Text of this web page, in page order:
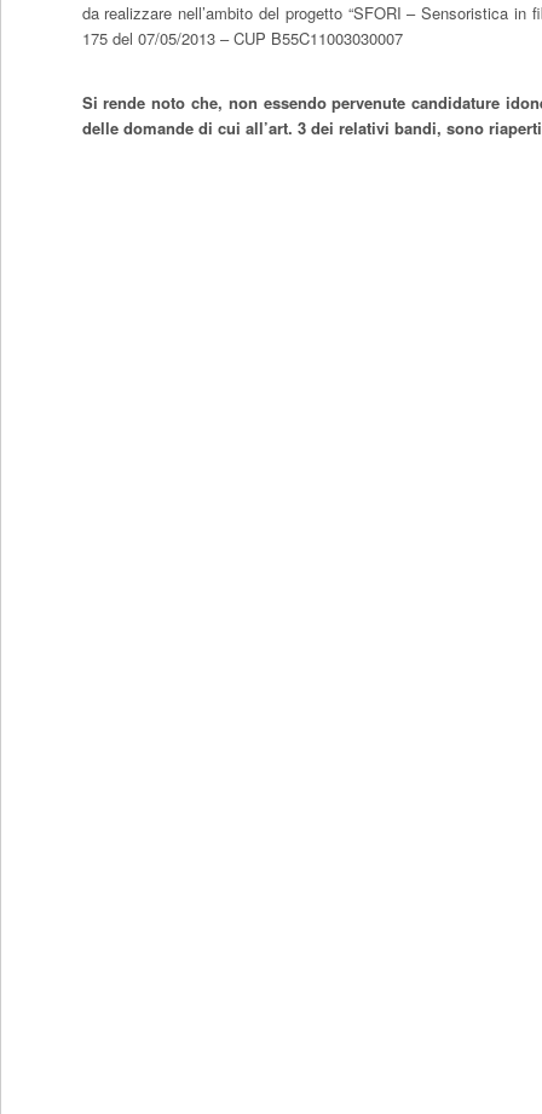
da realizzare nell’ambito del progetto “SFORI – Sensoristica
175 del 07/05/2013 – CUP B55C11003030007
Si rende noto che, non essendo pervenute candidature
delle domande di cui all’art. 3 dei relativi bandi, sono